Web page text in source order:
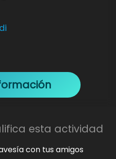
esta actividad
con tus amigos